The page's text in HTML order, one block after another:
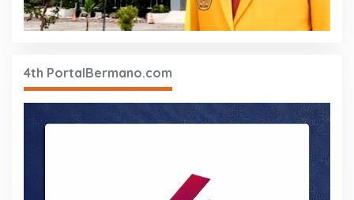
4th PortalBermano.com